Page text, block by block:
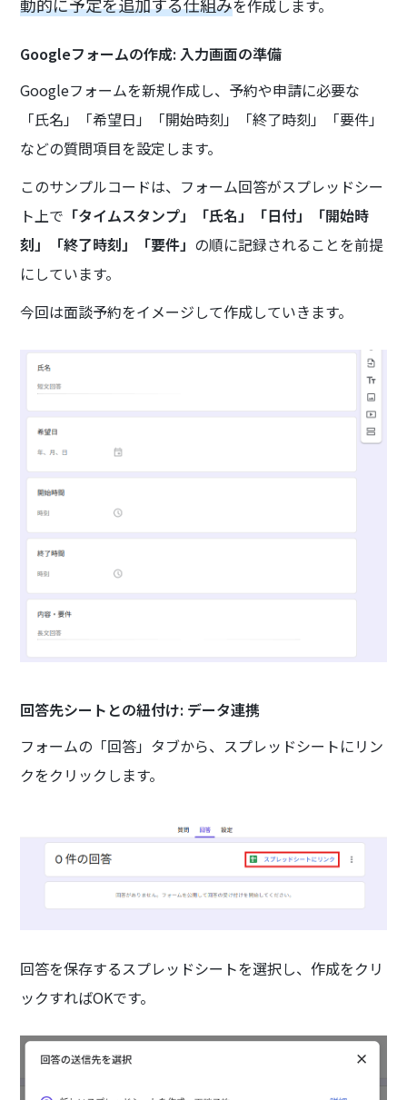
を作成します。
Googleフォームの作成: 入力画面の準備
Googleフォームを新規作成し、予約や申請に必要な
「氏名」「希望日」「開始時刻」「終了時刻」「要件」
などの質問項目を設定します。
このサンプルコードは、フォーム回答がスプレッドシー
ト上で 「タイムスタンプ」「氏名」「日付」「開始時
刻」「終了時刻」「要件」 の順に記録されることを前提
にしています。
今回は面談予約をイメージして作成していきます。
回答先シートとの紐付け: データ連携
フォームの「回答」タブから、スプレッドシートにリン
クをクリックします。
回答を保存するスプレッドシートを選択し、作成をクリ
ックすればOKです。